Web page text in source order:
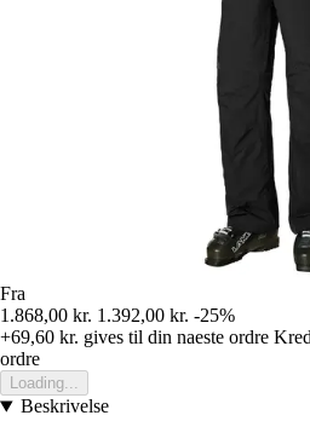
Fra
1.868,00 kr. 1.392,00 kr. -25%
+69,60 kr. gives til din naeste ordre
ordre
Loading...
Beskrivelse